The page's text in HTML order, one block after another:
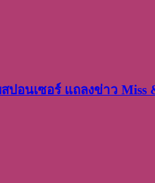
ปอนเซอร์ แถลงข่าว